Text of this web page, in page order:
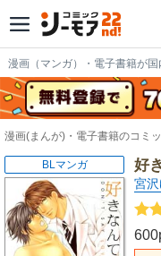
漫画（マンガ）・電子書籍が国
漫画(まんが)・電子書籍のコミ
好
宮沢
BLマンガ